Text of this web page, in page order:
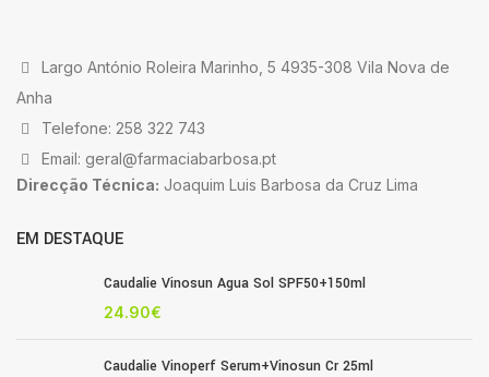
Largo António Roleira Marinho, 5 4935-308 Vila Nova de
Anha
Telefone: 258 322 743
Email: geral@farmaciabarbosa.pt
Direcção Técnica: Joaquim Luis Barbosa da Cruz Lima
EM DESTAQUE
Caudalie Vinosun Agua Sol SPF50+150ml
24.90€
Caudalie Vinoperf Serum+Vinosun Cr 25ml